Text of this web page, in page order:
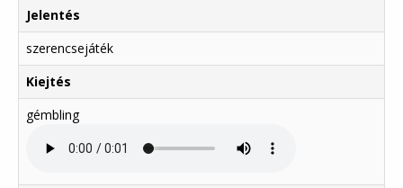
Jelentés
szerencsejáték
Kiejtés
gémbling